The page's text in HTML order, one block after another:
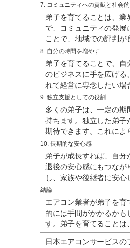
7. コミュニティへの貢献と社会
弟子を育てることは、
で、コミュニティの発展
ことで、地域での評判が
8. 自分の時間を増やす
弟子を育てることで、
のビジネスに手を広げる
れて経営に専念したい場
9. 独立支援としての役割
多くの弟子は、一定の期
持ちます。独立した弟子
期待できます。これによ
10. 長期的な安心感
弟子が成長すれば、自
退後の安心感にもつなが
し、家族や後継者に安心
結論
エアコン業者が弟子を
的には手間がかかるかも
す。弟子を育てることは
日本エアコンサービスの